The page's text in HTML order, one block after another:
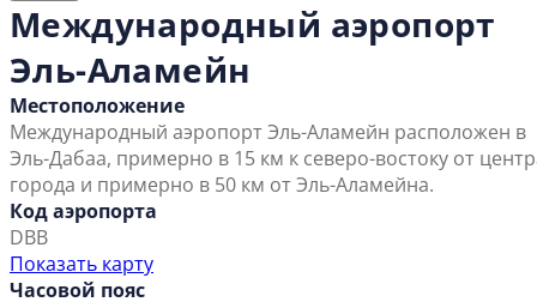
Международный аэропорт
Эль-Аламейн
Местоположение
Международный аэропорт Эль-Аламейн расположен в
Эль-Дабаа, примерно в 15 км к северо-востоку от
города и примерно в 50 км от Эль-Аламейна.
Код аэропорта
DBB
Показать карту
Часовой пояс